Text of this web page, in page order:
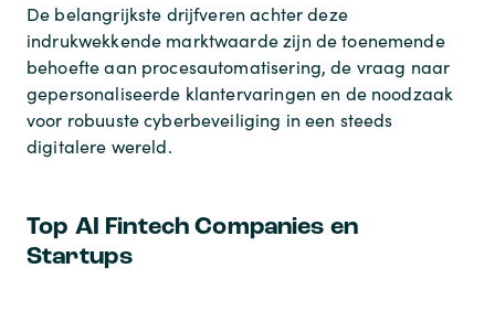
De belangrijkste drijfveren achter deze
indrukwekkende marktwaarde zijn de toenemende
behoefte aan procesautomatisering, de vraag naar
gepersonaliseerde klantervaringen en de noodzaak
voor robuuste cyberbeveiliging in een steeds
digitalere wereld.
Top AI Fintech Companies en
Startups